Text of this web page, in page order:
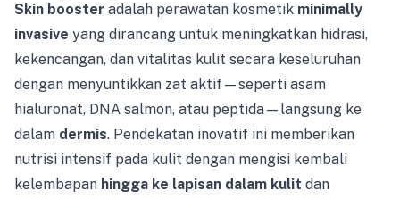
Skin booster adalah perawatan kosmetik minimally
invasive yang dirancang untuk meningkatkan hidrasi,
kekencangan, dan vitalitas kulit secara keseluruhan
dengan menyuntikkan zat aktif—seperti asam
hialuronat, DNA salmon, atau peptida—langsung ke
dalam dermis. Pendekatan inovatif ini memberikan
nutrisi intensif pada kulit dengan mengisi kembali
kelembapan hingga ke lapisan dalam kulit dan